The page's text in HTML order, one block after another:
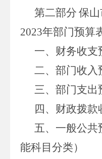
第二部分 保
2023年部门预算
一、财务收支
二、部门收入
三、部门支出
四、财政拨款
五、一般公共
能科目分类）